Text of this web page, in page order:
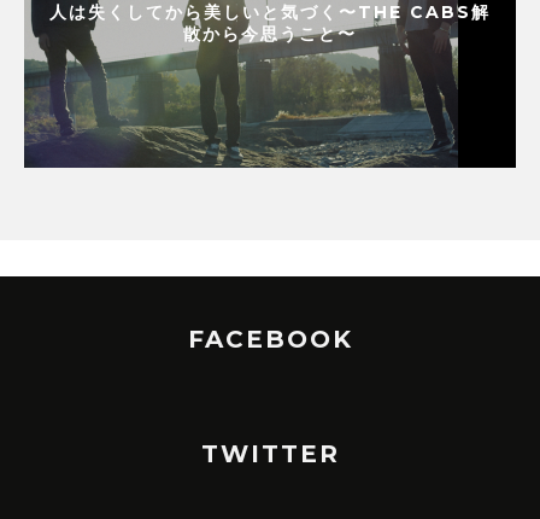
人は失くしてから美しいと気づく〜THE CABS解
散から今思うこと〜
FACEBOOK
TWITTER